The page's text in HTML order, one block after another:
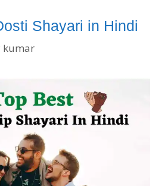
Shayari in Hindi
kumar